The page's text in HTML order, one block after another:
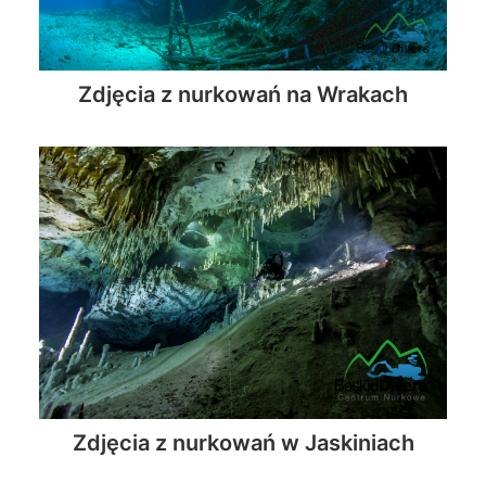
Zdjęcia z nurkowań na Wrakach
Zdjęcia z nurkowań w Jaskiniach